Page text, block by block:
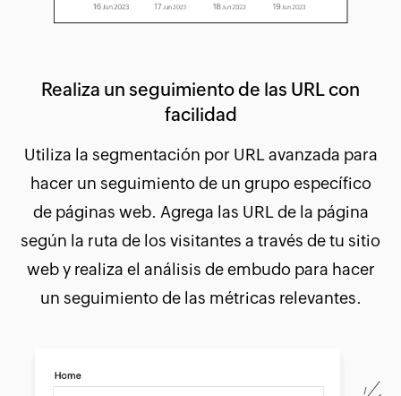
Realiza un seguimiento de las URL con
facilidad
Utiliza la segmentación por URL avanzada para
hacer un seguimiento de un grupo específico
de páginas web. Agrega las URL de la página
según la ruta de los visitantes a través de tu sitio
web y realiza el análisis de embudo para hacer
un seguimiento de las métricas relevantes.